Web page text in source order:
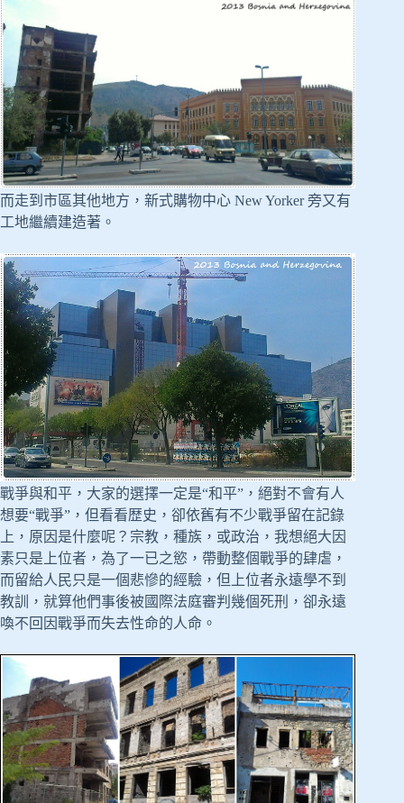
而走到市區其他地方，新式購物中心 New Yorker 旁又有
工地繼續建造著。
戰爭與和平，大家的選擇一定是“和平”，絕對不會有人
想要“戰爭”，但看看歴史，卻依舊有不少戰爭留在記錄
上，原因是什麼呢？宗教，種族，或政治，我想絕大因
素只是上位者，為了一已之慾，帶動整個戰爭的肆虐，
而留給人民只是一個悲慘的經驗，但上位者永遠學不到
教訓，就算他們事後被國際法庭審判幾個死刑，卻永遠
喚不回因戰爭而失去性命的人命。